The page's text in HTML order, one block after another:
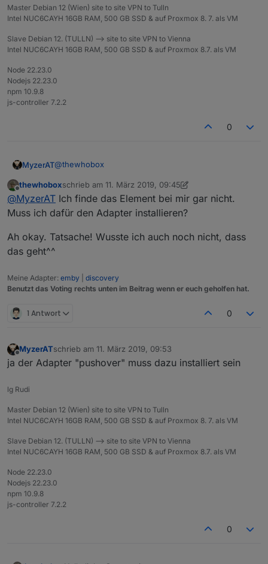
Master Debian 12 (Wien) site to site VPN to Tulln
Intel NUC6CAYH 16GB RAM, 500 GB SSD & auf Proxmox 8. 7. als VM
Slave Debian 12. (TULLN) --> site to site VPN to Vienna
Intel NUC6CAYH 16GB RAM, 500 GB SSD & auf Proxmox 8.7. als VM
Node 22.23.0
Nodejs 22.23.0
npm 10.9.8
js-controller 7.2.2
0
MyzerAT@thewhobox
ja das hier
gibt es für pushover noch andere ?
Offline
thewhoboxschrieb am 11. März 2019, 09:45
zuletzt editiert von thewhobox3. Nov. 2019, 10:50
@MyzerAT Ich finde das Element bei mir gar nicht.
Muss ich dafür den Adapter installieren?
Ah okay. Tatsache! Wusste ich auch noch nicht, dass
das geht^^
Meine Adapter: emby
discovery
Benutzt das Voting rechts unten im Beitrag wenn er euch geholfen hat.
1 Antwort 0
Offline
MyzerATschrieb am 11. März 2019, 09:53
zuletzt editiert von
ja der Adapter "pushover" muss dazu installiert sein
lg Rudi
Master Debian 12 (Wien) site to site VPN to Tulln
Intel NUC6CAYH 16GB RAM, 500 GB SSD & auf Proxmox 8. 7. als VM
Slave Debian 12. (TULLN) --> site to site VPN to Vienna
Intel NUC6CAYH 16GB RAM, 500 GB SSD & auf Proxmox 8.7. als VM
Node 22.23.0
Nodejs 22.23.0
npm 10.9.8
js-controller 7.2.2
0